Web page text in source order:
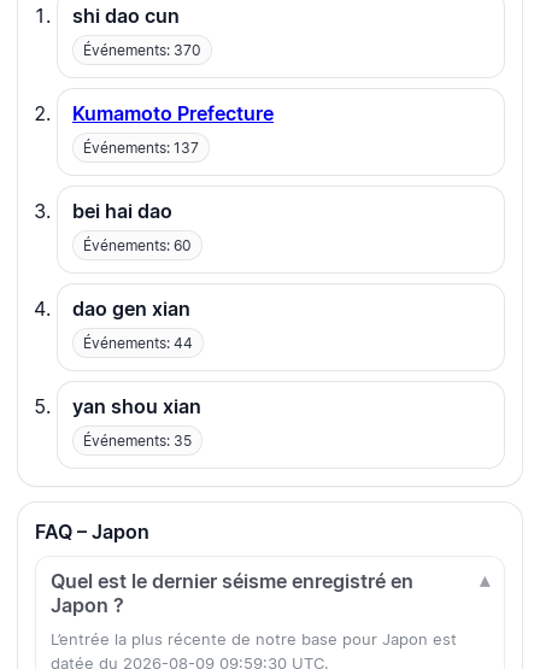
shi dao cun
Événements: 370
Kumamoto Prefecture
Événements: 137
bei hai dao
Événements: 60
dao gen xian
Événements: 44
yan shou xian
Événements: 35
FAQ – Japon
Quel est le dernier séisme enregistré en
Japon ?
L’entrée la plus récente de notre base pour Japon est
datée du 2026-08-09 09:59:30 UTC.